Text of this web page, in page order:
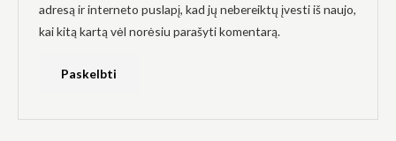
adresą ir interneto puslapį, kad jų nebereiktų įvesti iš naujo,
kai kitą kartą vėl norėsiu parašyti komentarą.